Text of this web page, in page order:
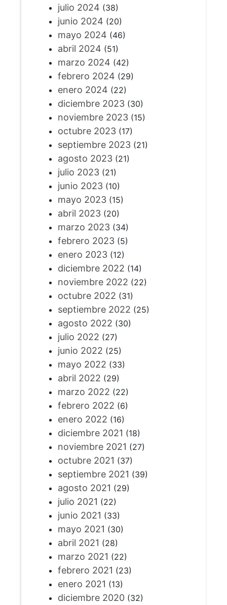
julio 2024 (38)
junio 2024 (20)
mayo 2024 (46)
abril 2024 (51)
marzo 2024 (42)
febrero 2024 (29)
enero 2024 (22)
diciembre 2023(30)
noviembre 2023(15)
octubre 2023(17)
septiembre 2023(21)
agosto 2023(21)
julio 2023(21)
junio 2023(10)
mayo 2023(15)
abril 2023(20)
marzo 2023(34)
febrero 2023(5)
enero 2023(12)
diciembre 2022 (14)
noviembre 2022 (22)
octubre 2022 (31)
septiembre 2022 (25)
agosto 2022 (30)
julio 2022 (27)
junio 2022 (25)
mayo 2022 (33)
abril 2022 (29)
marzo 2022 (22)
febrero 2022 (6)
enero 2022 (16)
diciembre 2021 (18)
noviembre 2021 (27)
octubre 2021 (37)
septiembre 2021 (39)
agosto 2021 (29)
julio 2021 (22)
junio 2021 (33)
mayo 2021 (30)
abril 2021 (28)
marzo 2021 (22)
febrero 2021 (23)
enero 2021 (13)
diciembre 2020(32)